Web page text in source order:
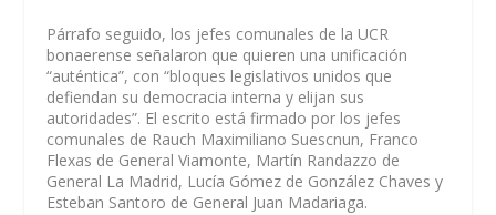
Párrafo seguido, los jefes comunales de la UCR
bonaerense señalaron que quieren una unificación
“auténtica”, con “bloques legislativos unidos que
defiendan su democracia interna y elijan sus
autoridades”. El escrito está firmado por los jefes
comunales de Rauch Maximiliano Suescnun, Franco
Flexas de General Viamonte, Martín Randazzo de
General La Madrid, Lucía Gómez de González Chaves y
Esteban Santoro de General Juan Madariaga.